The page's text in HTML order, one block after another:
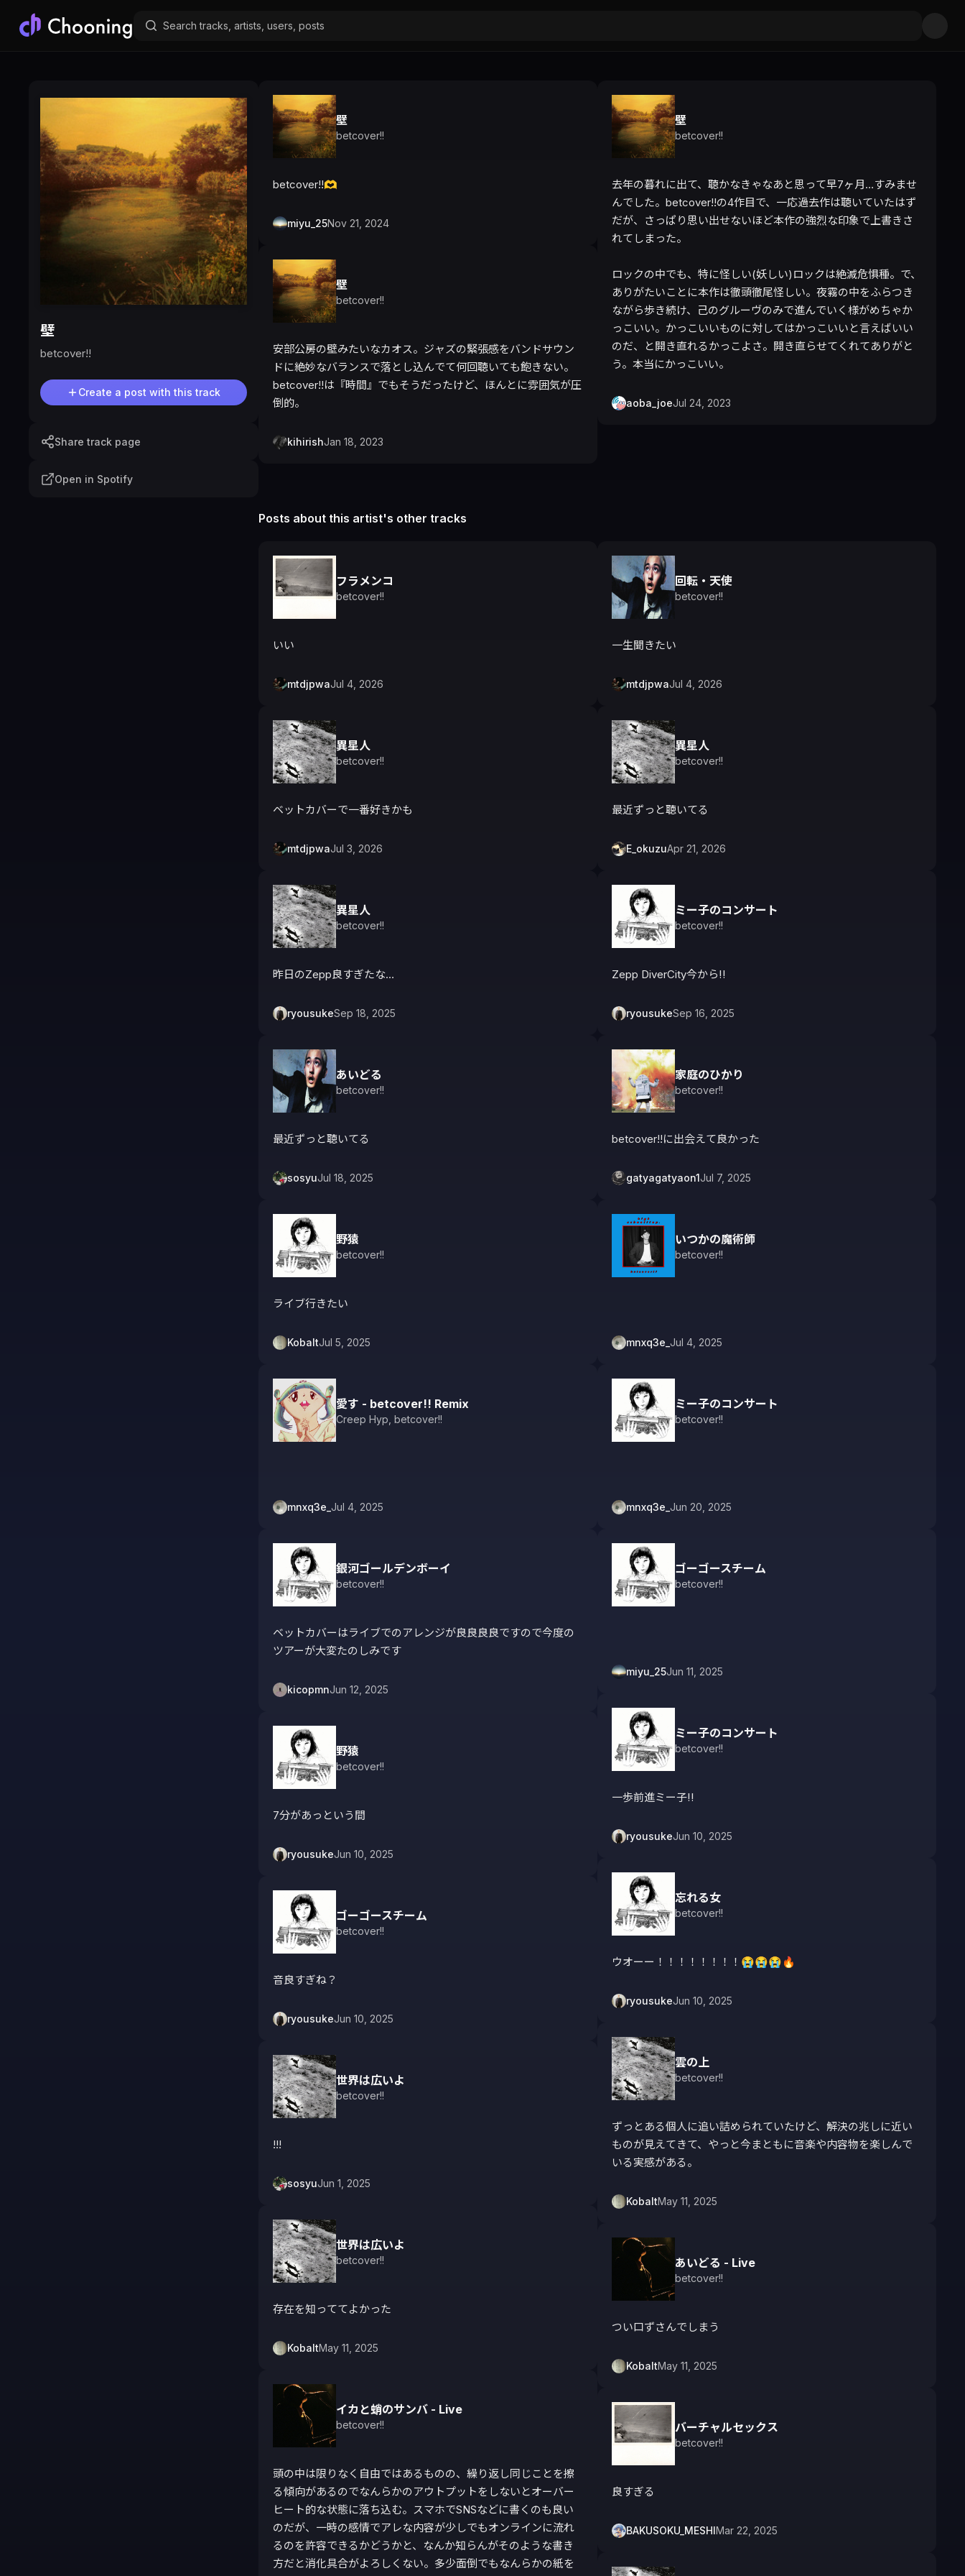
壁
betcover!!
Create a post with this track
Share track page
Open in Spotify
壁
betcover!!
betcover!!🫶
miyu_25Nov 21, 2024
壁
betcover!!
安部公房の壁みたいなカオス。ジャズの緊張感をバンドサウン
ドに絶妙なバランスで落とし込んでて何回聴いても飽きない。
betcover!!は『時間』でもそうだったけど、ほんとに雰囲気が圧
倒的。
kihirishJan 18, 2023
壁
betcover!!
去年の暮れに出て、聴かなきゃなあと思って早7ヶ月…すみませ
んでした。betcover!!の4作目で、一応過去作は聴いていたはず
だが、さっぱり思い出せないほど本作の強烈な印象で上書きさ
れてしまった。
ロックの中でも、特に怪しい(妖しい)ロックは絶滅危惧種。で、
ありがたいことに本作は徹頭徹尾怪しい。夜霧の中をふらつき
ながら歩き続け、己のグルーヴのみで進んでいく様がめちゃか
っこいい。かっこいいものに対してはかっこいいと言えばいい
のだ、と開き直れるかっこよさ。開き直らせてくれてありがと
う。本当にかっこいい。
aoba_joeJul 24, 2023
Posts about this artist's other tracks
フラメンコ
betcover!!
いい
mtdjpwaJul 4, 2026
異星人
betcover!!
ベットカバーで一番好きかも
mtdjpwaJul 3, 2026
異星人
betcover!!
昨日のZepp良すぎたな…
ryousukeSep 18, 2025
あいどる
betcover!!
最近ずっと聴いてる
sosyuJul 18, 2025
野猿
betcover!!
ライブ行きたい
KobaltJul 5, 2025
愛す - betcover!! Remix
Creep Hyp betcover!!
mnxq3e_ Jul 4, 2025
銀河ゴールデンボーイ
betcover!!
ベットカバーはライブでのアレンジが良良良良ですので今度の
ツアーが大変たのしみです
kicopmnJun 12, 2025
野猿
betcover!!
7分があっという間
ryousukeJun 10, 2025
ゴーゴースチーム
betcover!!
音良すぎね？
ryousukeJun 10, 2025
世界は広いよ
betcover!!
!!!
sosyuJun 1, 2025
世界は広いよ
betcover!!
存在を知っててよかった
KobaltMay 11, 2025
イカと蛸のサンバ - Live
betcover!!
頭の中は限りなく自由ではあるものの、繰り返し同じことを擦
る傾向があるのでなんらかのアウトプットをしないとオーバー
ヒート的な状態に落ち込む。スマホでSNSなどに書くのも良い
のだが、一時の感情でアレな内容が少しでもオンラインに流れ
るのを許容できるかどうかと、なんか知らんがそのような書き
方だと消化具合がよろしくない。多少面倒でもなんらかの紙を
回転・天使
betcover!!
一生聞きたい
mtdjpwaJul 4, 2026
異星人
betcover!!
最近ずっと聴いてる
E_okuzuApr 21, 2026
ミー子のコンサート
betcover!!
Zepp DiverCity今から‼︎
ryousukeSep 16, 2025
家庭のひかり
betcover!!
betcover!!に出会えて良かった
gatyagatyaon1Jul 7, 2025
いつかの魔術師
betcover!!
mnxq3e_ Jul 4, 2025
ミー子のコンサート
betcover!!
mnxq3e_ Jun 20, 2025
ゴーゴースチーム
betcover!!
miyu_25Jun 11, 2025
ミー子のコンサート
betcover!!
一歩前進ミー子‼️
ryousukeJun 10, 2025
忘れる女
betcover!!
ウオーー！！！！！！！！😭😭😭🔥
ryousukeJun 10, 2025
雲の上
betcover!!
ずっとある個人に追い詰められていたけど、解決の兆しに近い
ものが見えてきて、やっと今まともに音楽や内容物を楽しんで
いる実感がある。
KobaltMay 11, 2025
あいどる - Live
betcover!!
つい口ずさんでしまう
KobaltMay 11, 2025
バーチャルセックス
betcover!!
良すぎる
BAKUSOKU_MESHIMar 22, 2025